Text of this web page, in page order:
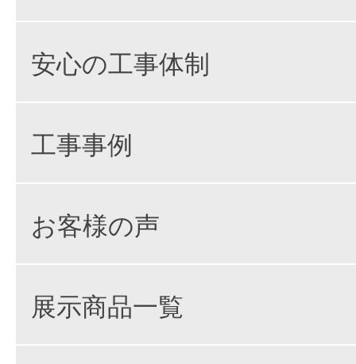
安心の工事体制
工事事例
お客様の声
展示商品一覧